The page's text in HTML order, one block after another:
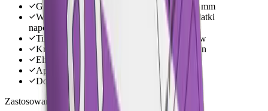
Gładka powierzchnia – uziarnienie 0,1–0,4 mm
Wydajność większa o ok. 40% (perlit + dodatki
napowietrzające)
Tiksotropowy – nie spływa ze ścian i sufitów
Krótki czas wiązania, czas pracy do 2 godzin
Eliminuje efekt „bombelkowania”
Aplikacja ręczna i maszynowa
Dostępny także luzem w technice silosowej
Zastosowanie